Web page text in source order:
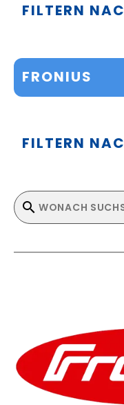
FILTERN
FRONIUS
FILTERN